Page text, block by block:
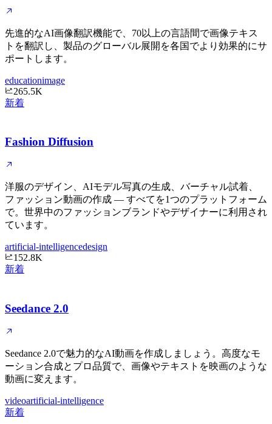
先進的なAI画像翻訳機能で、70以上の言語間で画像テキス
トを翻訳し、製品のグローバル展開を各国でより効果的にサ
ポートします。
educationimage
265.5K
新着
Fashion Diffusion
洋服のデザイン、AIモデル写真の生成、バーチャル試着、
ファッション動画の作成 — すべてを1つのプラットフォーム
で。世界中のファッションブランドやデザイナーに利用され
ています。
artificial-intelligencedesign
152.8K
新着
Seedance 2.0
Seedance 2.0で魅力的なAI動画を作成しましょう。高度なモ
ーション合成とプロ品質で、画像やテキストを映画のような
動画に変えます。
videoartificial-intelligence
新着